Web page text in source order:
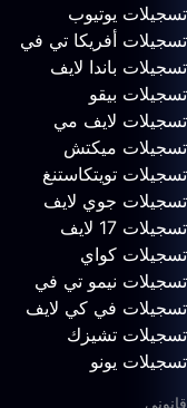
تسجيلات يوتيوب
تسجيلات أفريكا تي في
تسجيلات باندا لايف
تسجيلات بيقو
تسجيلات لايف مي
تسجيلات ميكتش
تسجيلات تويتكاستنغ
تسجيلات جوي لايف
تسجيلات 17 لايف
تسجيلات كواي
تسجيلات نيمو تي في
تسجيلات في كي لايف
تسجيلات تشيزك
تسجيلات يونو
قانوني